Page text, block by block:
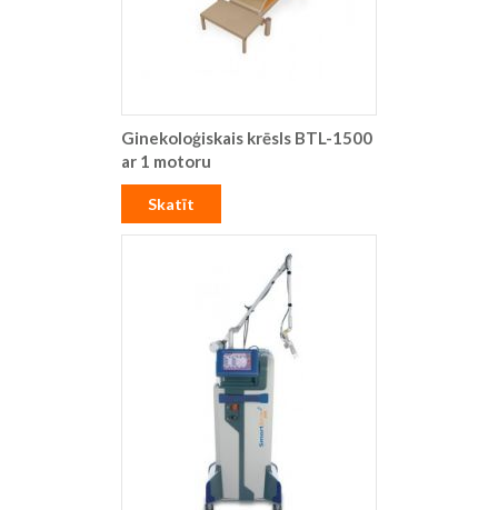
Ginekoloģiskais krēsls BTL-1500
ar 1 motoru
Skatīt